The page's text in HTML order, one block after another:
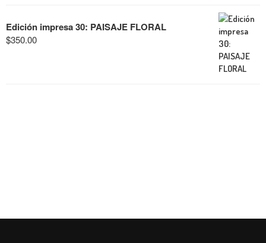
Edición impresa 30: PAISAJE FLORAL
$350.00